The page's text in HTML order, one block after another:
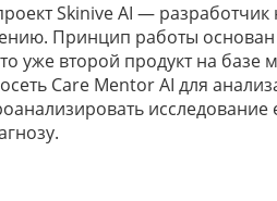
Skinive AI —
Принцип работы основан
уже второй продукт на
Care Mentor AI для